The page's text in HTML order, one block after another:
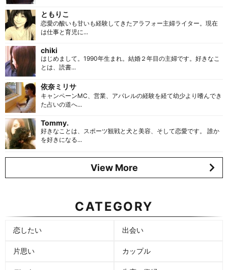
ともりこ
恋愛の酸いも甘いも経験してきたアラフォー主婦ライター。現在
は仕事と育児に...
chiki
はじめまして。1990年生まれ。結婚２年目の主婦です。好きなこ
とは、読書...
依奈ミリサ
キャンペーンMC、営業、アパレルの経験を経て幼少より嗜んでき
た占いの道へ...
Tommy.
好きなことは、スポーツ観戦と犬と美容、そして恋愛です。 誰か
を好きになる...
View More
CATEGORY
恋したい 出会い
片思い カップル